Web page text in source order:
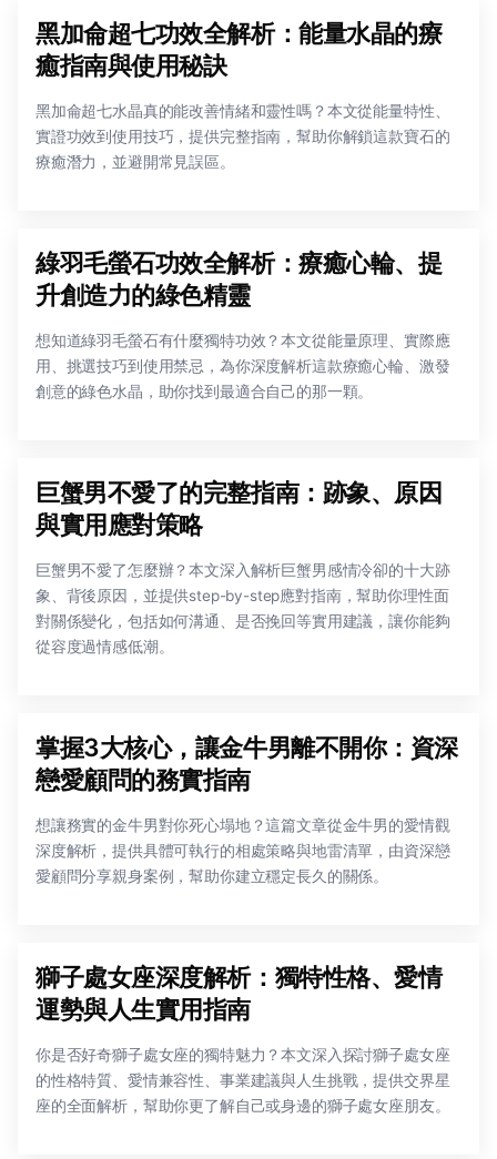
黑加侖超七功效全解析：能量水晶的療
癒指南與使用秘訣
黑加侖超七水晶真的能改善情緒和靈性嗎？本文從能量特性、
實證功效到使用技巧，提供完整指南，幫助你解鎖這款寶石的
療癒潛力，並避開常見誤區。
綠羽毛螢石功效全解析：療癒心輪、提
升創造力的綠色精靈
想知道綠羽毛螢石有什麼獨特功效？本文從能量原理、實際應
用、挑選技巧到使用禁忌，為你深度解析這款療癒心輪、激發
創意的綠色水晶，助你找到最適合自己的那一顆。
巨蟹男不愛了的完整指南：跡象、原因
與實用應對策略
巨蟹男不愛了怎麼辦？本文深入解析巨蟹男感情冷卻的十大跡
象、背後原因，並提供step-by-step應對指南，幫助你理性面
對關係變化，包括如何溝通、是否挽回等實用建議，讓你能夠
從容度過情感低潮。
掌握3大核心，讓金牛男離不開你：資深
戀愛顧問的務實指南
想讓務實的金牛男對你死心塌地？這篇文章從金牛男的愛情觀
深度解析，提供具體可執行的相處策略與地雷清單，由資深戀
愛顧問分享親身案例，幫助你建立穩定長久的關係。
獅子處女座深度解析：獨特性格、愛情
運勢與人生實用指南
你是否好奇獅子處女座的獨特魅力？本文深入探討獅子處女座
的性格特質、愛情兼容性、事業建議與人生挑戰，提供交界星
座的全面解析，幫助你更了解自己或身邊的獅子處女座朋友。